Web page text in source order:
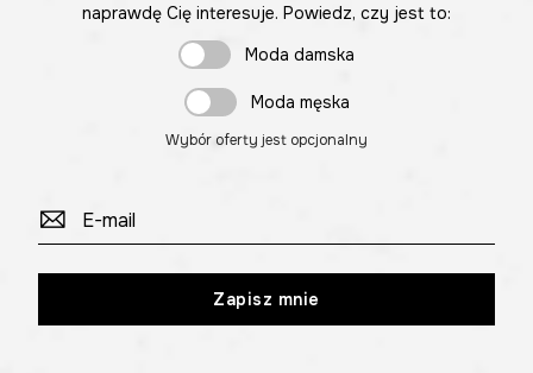
naprawdę Cię interesuje. Powiedz, czy jest to:
Moda damska
Moda męska
Wybór oferty jest opcjonalny
Zapisz mnie